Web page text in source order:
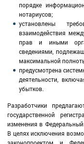
порядке
нотариусов;
установлены
взаимодействия
прав и иными
сведениями,
максимальной
предусмотрена
деятельности,
убытков.
Разработчики
государственной
изменения в
В целях исключения
законопроектом и